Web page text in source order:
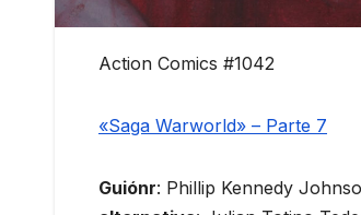
Action Comics #1042
«Saga Warworld» – Parte 7
Guiónr: Phillip Kennedy